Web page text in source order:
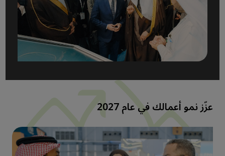
عزّز نمو أعمالك في عام 2027